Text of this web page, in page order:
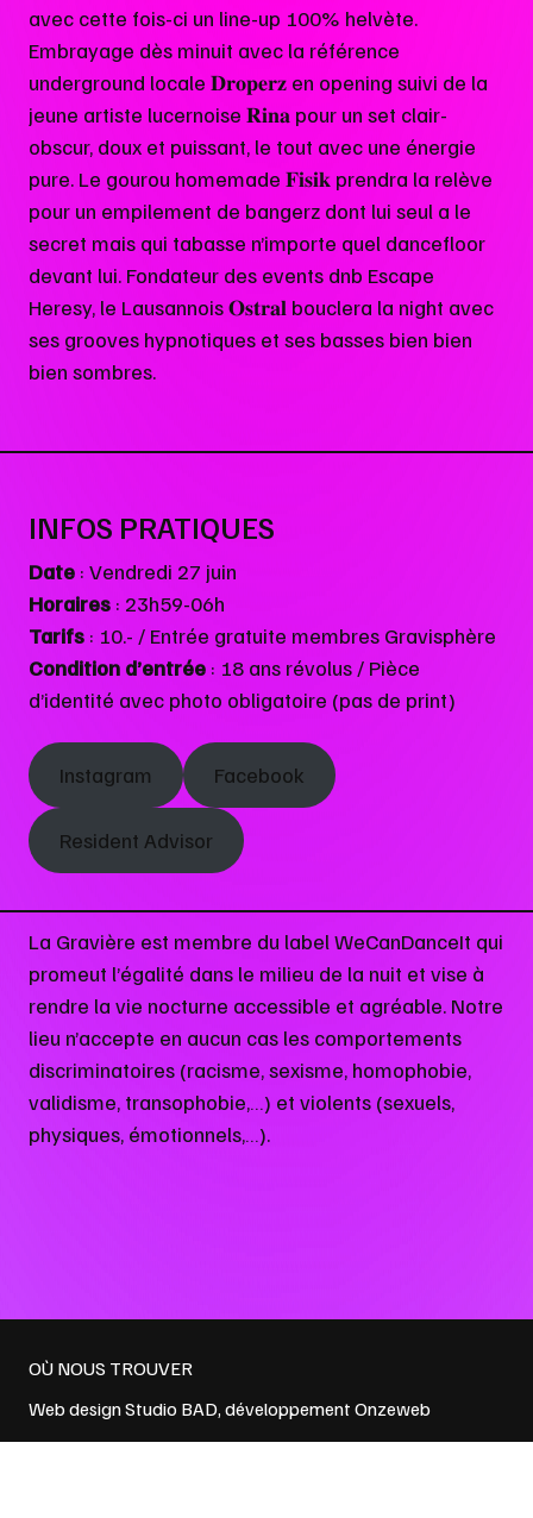
avec cette fois-ci un line-up 100% helvète.
Embrayage dès minuit avec la référence
underground locale 𝐃𝐫𝐨𝐩𝐞𝐫𝐳 en opening suivi de la
jeune artiste lucernoise 𝐑𝐢𝐧𝐚 pour un set clair-
obscur, doux et puissant, le tout avec une énergie
pure. Le gourou homemade 𝐅𝐢𝐬𝐢𝐤 prendra la relève
pour un empilement de bangerz dont lui seul a le
secret mais qui tabasse n’importe quel dancefloor
devant lui. Fondateur des events dnb Escape
Heresy, le Lausannois 𝐎𝐬𝐭𝐫𝐚𝐥 bouclera la night avec
ses grooves hypnotiques et ses basses bien bien
bien sombres.
INFOS PRATIQUES
Date : Vendredi 27 juin
Horaires : 23h59-06h
Tarifs : 10.- / Entrée gratuite membres Gravisphère
Condition d’entrée : 18 ans révolus / Pièce
d’identité avec photo obligatoire (pas de print)
Instagram Facebook
Resident Advisor
La Gravière est membre du label WeCanDanceIt qui
promeut l’égalité dans le milieu de la nuit et vise à
rendre la vie nocturne accessible et agréable. Notre
lieu n’accepte en aucun cas les comportements
discriminatoires (racisme, sexisme, homophobie,
validisme, transophobie,…) et violents (sexuels,
physiques, émotionnels,…).
OÙ NOUS TROUVER
Web designStudio BAD, développement Onzeweb
Politique de confidentialitéetConditions générales de vente